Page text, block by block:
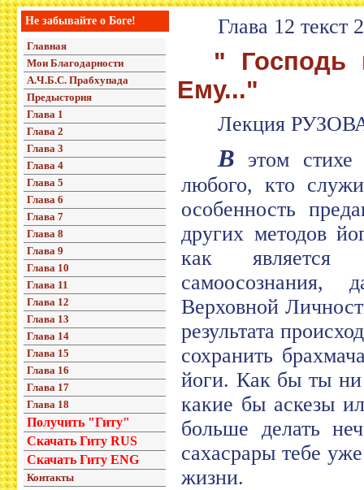
Не забывайте о Боге!
Главная
Мои Благодарности
А.Ч.Б.С. Прабхупада
Предыстория
Глава 1
Глава 2
Глава 3
Глава 4
Глава 5
Глава 6
Глава 7
Глава 8
Глава 9
Глава 10
Глава 11
Глава 12
Глава 13
Глава 14
Глава 15
Глава 16
Глава 17
Глава 18
Получить "Гиту"
Скачать Гиту RUS
Скачать Гиту ENG
Контакты
Глава 12 текст
" Господь
Ему..."
Лекция
В этом стихе
любого, кто
особенность
других методов
как является
самоосознания,
Верховной
результата
сохранить
йоги. Как бы ты
какие бы аскезы
больше делать
сахасрары тебе
жизни.